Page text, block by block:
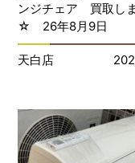
ンジチェア 買取し
☆ 26年8月9日
天白店